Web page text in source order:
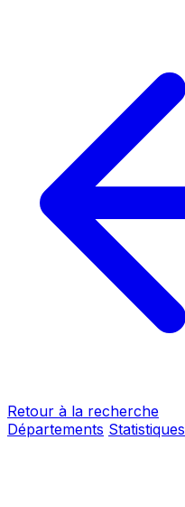
Retour à la recherche
Départements Statistiques